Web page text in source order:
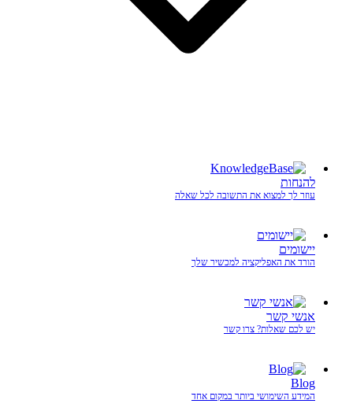
להנחות
עוזר לך למצוא את התשובה לכל שאלה
יישומים
הורד את האפליקציה למכשיר שלך
אנשי קשר
יש לכם שאלות? צרו קשר
Blog
המידע השימושי ביותר במקום אחד